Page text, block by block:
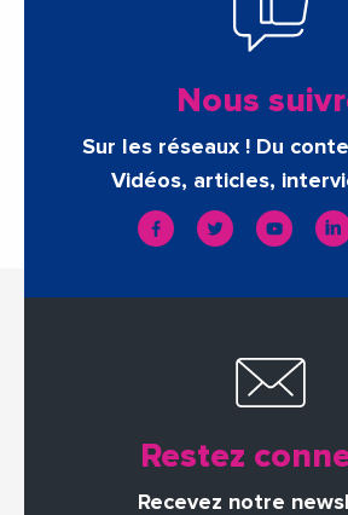
Nous
Sur les réseaux ! Du
Vidéos, articles,
Restez
Recevez notre